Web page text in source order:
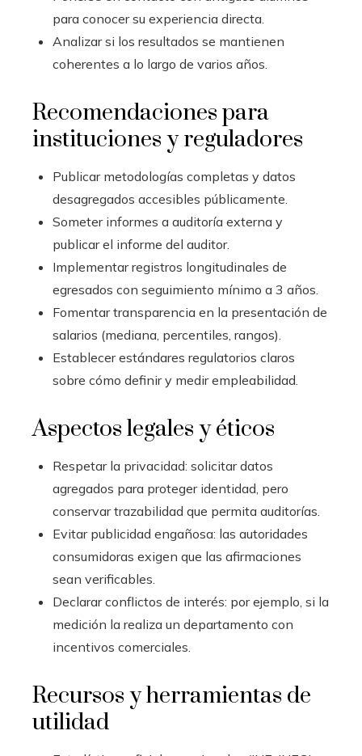
para conocer su experiencia directa.
Analizar si los resultados se mantienen
coherentes a lo largo de varios años.
Recomendaciones para
instituciones y reguladores
Publicar metodologías completas y datos
desagregados accesibles públicamente.
Someter informes a auditoría externa y
publicar el informe del auditor.
Implementar registros longitudinales de
egresados con seguimiento mínimo a 3 años.
Fomentar transparencia en la presentación de
salarios (mediana, percentiles, rangos).
Establecer estándares regulatorios claros
sobre cómo definir y medir empleabilidad.
Aspectos legales y éticos
Respetar la privacidad: solicitar datos
agregados para proteger identidad, pero
conservar trazabilidad que permita auditorías.
Evitar publicidad engañosa: las autoridades
consumidoras exigen que las afirmaciones
sean verificables.
Declarar conflictos de interés: por ejemplo, si la
medición la realiza un departamento con
incentivos comerciales.
Recursos y herramientas de
utilidad